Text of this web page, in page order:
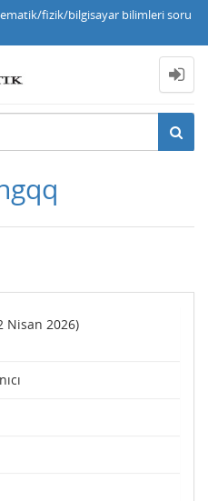
fizik/bilgisayar bilimleri soru
Nisan 2026)